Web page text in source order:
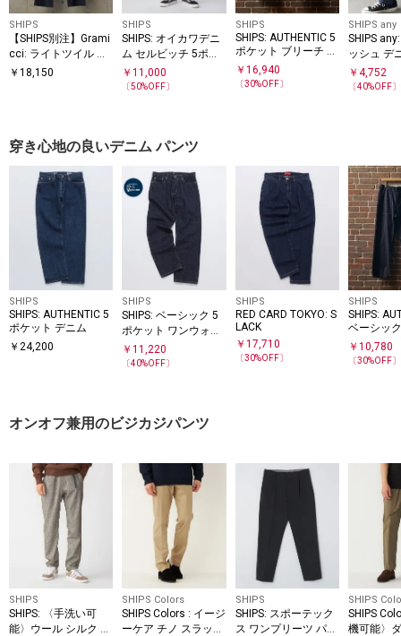
SHIPS
【SHIPS別注】Grami
cci: ライトツイル パ
ンツ
￥ 18,150
SHIPS
SHIPS: オイカワデニ
ム セルビッチ 5ポケ
ット フェードブラッ
ク デニムパンツ
￥11,000
〔50%OFF〕
SHIPS
SHIPS: AUTHENTIC 5
ポケット ブリーチ デ
ニム
￥ 16,940
〔30%OFF〕
SHIPS any
SHIPS
ッシュ デ
ード パン
アップ対
￥4,752
〔40%OFF〕
穿き心地の良いデニム パンツ
SHIPS
SHIPS: AUTHENTIC 5
ポケット デニム
￥ 24,200
SHIPS
SHIPS: ベーシック 5
ポケット ワンウォッ
シュ デニム パンツ
￥11,220
〔40%OFF〕
SHIPS
RED CARD TOKYO: S
LACK
￥ 17,710
〔30%OFF〕
SHIPS
SHIPS:
ベーシッ
イカー パ
￥10,780
〔30%OFF〕
オンオフ兼用のビジカジパンツ
SHIPS
SHIPS: 〈手洗い可
能〉ウール シルク テ
SHIPS Colors
SHIPS Colors : イージ
ーケア チノ スラック
SHIPS
SHIPS: スポーテック
ス ワンプリーツ パン
SHIPS
SHIPS
機可能〉